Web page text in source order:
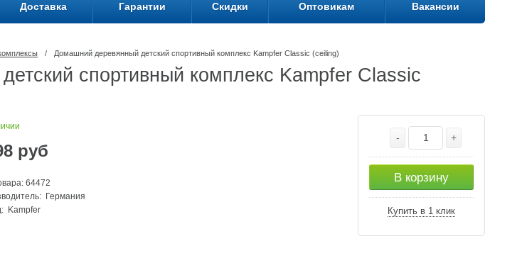
Доставка Гарантии Скидки Оптовикам Вакансии
/ Домашний деревянный детский спортивный комплекс Kampfer Classic (ceiling)
спортивный комплекс Kampfer Classic
руб
64472
Германия
Kampfer
- +
В корзину
Купить в 1 клик